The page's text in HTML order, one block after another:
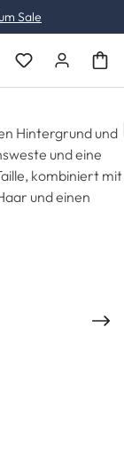
Sale
Du hast 0